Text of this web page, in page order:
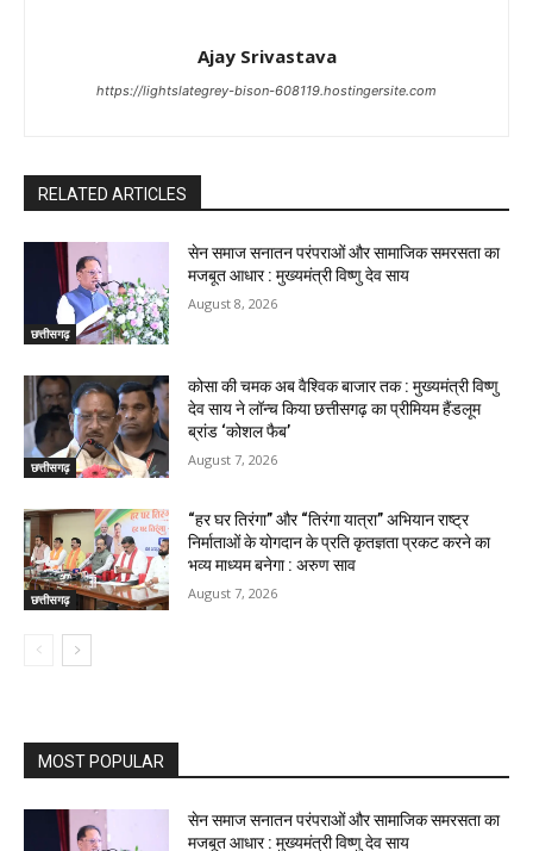
Ajay Srivastava
https://lightslategrey-bison-608119.hostingersite.com
RELATED ARTICLES
छत्तीसगढ़
सेन समाज सनातन परंपराओं और सामाजिक समरसता का
मजबूत आधार : मुख्यमंत्री विष्णु देव साय
August 8, 2026
छत्तीसगढ़
कोसा की चमक अब वैश्विक बाजार तक : मुख्यमंत्री विष्णु
देव साय ने लॉन्च किया छत्तीसगढ़ का प्रीमियम हैंडलूम
ब्रांड ‘कोशल फैब’
August 7, 2026
छत्तीसगढ़
“हर घर तिरंगा” और “तिरंगा यात्रा” अभियान राष्ट्र
निर्माताओं के योगदान के प्रति कृतज्ञता प्रकट करने का
भव्य माध्यम बनेगा : अरुण साव
August 7, 2026
MOST POPULAR
सेन समाज सनातन परंपराओं और सामाजिक समरसता का
मजबूत आधार : मुख्यमंत्री विष्णु देव साय